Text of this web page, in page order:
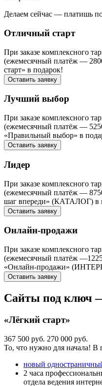
Делаем сейчас — платишь
Отличный старт
При заказе комплексного
(ежемесячный платёж —
старт» в подарок!
Оставить заявку
Лучший выбор
При заказе комплексного
(ежемесячный платёж —
«Правильный выбор» в
Оставить заявку
Лидер
При заказе комплексного
(ежемесячный платёж —
шаг впереди» (КАТАЛОГ) в
Оставить заявку
Онлайн-продажи
При заказе комплексного
(ежемесячный платёж
«Онлайн-продажи»
Оставить заявку
Сайты под ключ
«Лёгкий старт»
367 500 руб. 270 000 руб.
То, что нужно для начала! В
новый
2 часа
отдела ведения